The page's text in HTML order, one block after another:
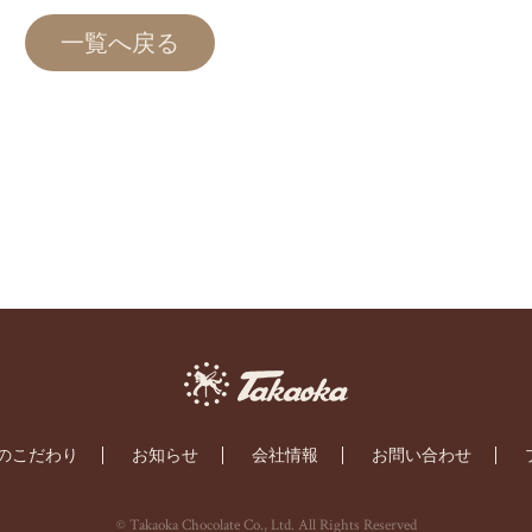
一覧へ戻る
こだわり お知らせ 会社情報 お問い合わせ
© Takaoka Chocolate Co., Ltd. All Rights Reserved